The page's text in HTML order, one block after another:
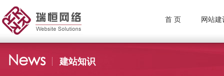
首 页 网站建
建站知识